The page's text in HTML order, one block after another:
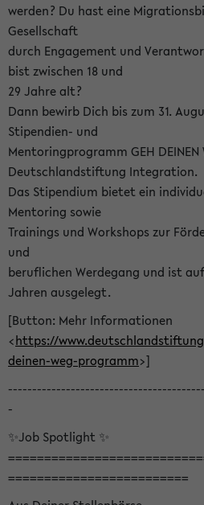
werden? Du hast eine
Gesellschaft
durch Engagement und
bist zwischen 18 und
29 Jahre alt?
Dann bewirb Dich bis zum 31.
Stipendien- und
Mentoringprogramm GEH DEINEN
Deutschlandstiftung Integration.
Das Stipendium bietet ein
Mentoring sowie
Trainings und Workshops zur
und
beruflichen Werdegang und ist
Jahren ausgelegt.
[Button: Mehr Informationen
<https://
deinen-weg-programm>]
-
✨Job Spotlight ✨
=========================